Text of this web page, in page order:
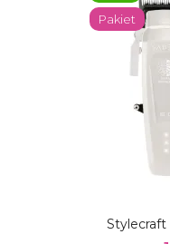
Stylecraft
Pakiet